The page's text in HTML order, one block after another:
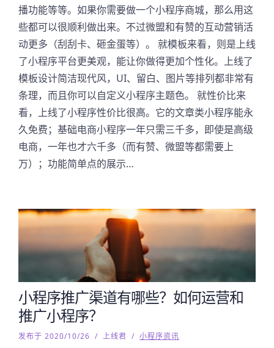
播功能等等。如果你需要做一个小程序商城，那么用这
些都可以很顺利做出来。不过微盟和有赞的互动营销活
动更多（刮刮卡、砸金蛋等）。 就模板来看，则是上线
了小程序平台更美观，能让你做得更加个性化。上线了
模板设计简洁现代风，UI、留白、图片等排列都非常有
条理，而且你可以自定义小程序主题色。 就性价比来
看，上线了小程序性价比很高。它的文章类小程序能永
久免费；基础电商小程序一年只需三千多，即使是高级
电商，一年也才六千多（而有赞、微盟等都需要上
万）；功能简单点的展示…
小程序推广渠道有哪些？如何运营和
推广小程序？
发布于 2020/10/26 / 上线君 / 小程序资讯